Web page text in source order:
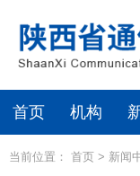
首页 机构
当前位置： 首页 > 新闻